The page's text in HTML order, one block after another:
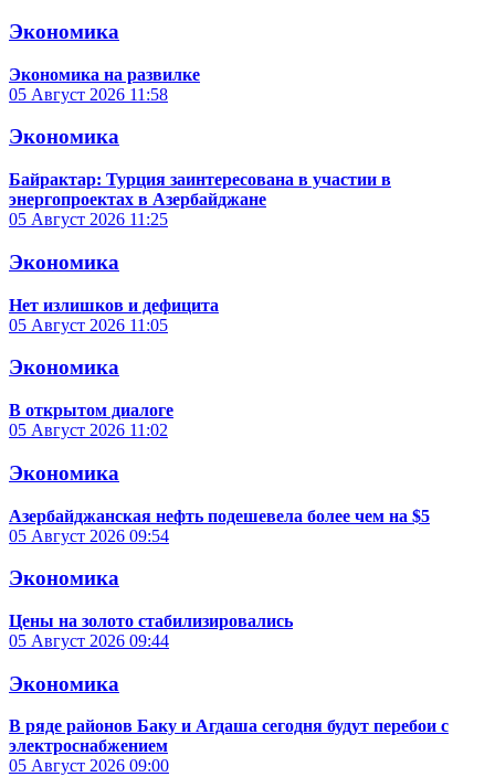
Экономика
Экономика на развилке
05 Август 2026 11:58
Экономика
Байрактар: Турция заинтересована в участии в
энергопроектах в Азербайджане
05 Август 2026 11:25
Экономика
Нет излишков и дефицита
05 Август 2026 11:05
Экономика
В открытом диалоге
05 Август 2026 11:02
Экономика
Азербайджанская нефть подешевела более чем на $5
05 Август 2026 09:54
Экономика
Цены на золото стабилизировались
05 Август 2026 09:44
Экономика
В ряде районов Баку и Агдаша сегодня будут перебои с
электроснабжением
05 Август 2026 09:00